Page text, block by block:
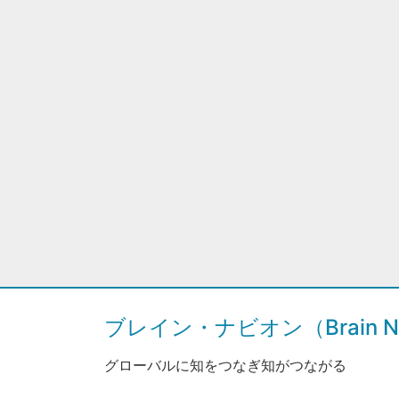
ブレイン・ナビオン（Brain
グローバルに知をつなぎ知がつながる